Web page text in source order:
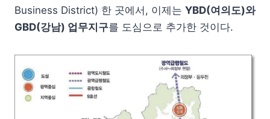
Business District) 한 곳에서, 이제는 YBD(여의도)와
GBD(강남) 업무지구를 도심으로 추가한 것이다.